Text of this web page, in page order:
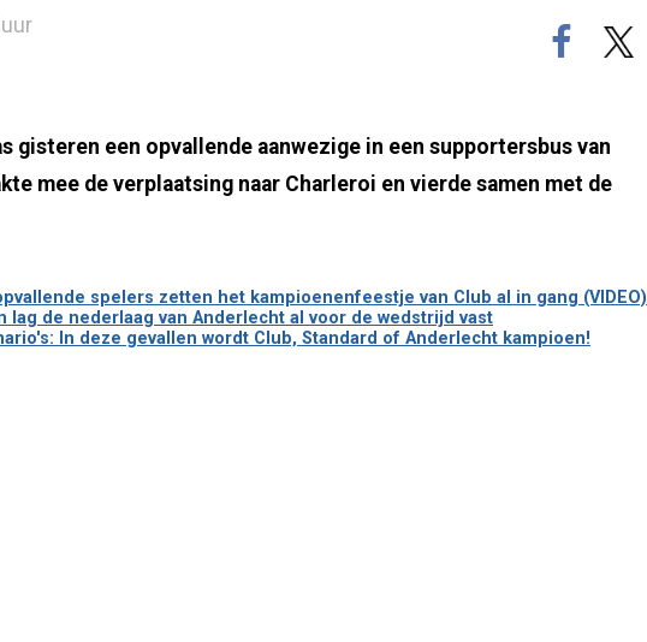
gisteren een opvallende aanwezige in een supportersbus van
mee de verplaatsing naar Charleroi en vierde samen met de
spelers zetten het kampioenenfeestje van Club al in gang (VIDEO)
lag de nederlaag van Anderlecht al voor de wedstrijd vast
In deze gevallen wordt Club, Standard of Anderlecht kampioen!